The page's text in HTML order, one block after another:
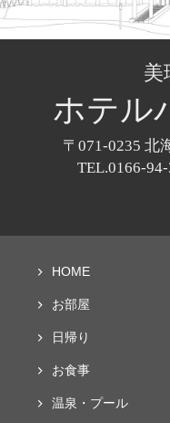
美
ホテル
〒071-0235 北
TEL.0166-
HOME
お部屋
日帰り
お食事
温泉・プール